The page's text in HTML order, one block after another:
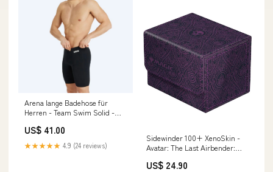
Arena lange Badehose für
Herren - Team Swim Solid -
L
US$ 41.00
★★★★★ 4.9 (24 reviews)
Sidewinder 100+ XenoSkin -
Avatar: The Last Airbender:
US$ 24.90